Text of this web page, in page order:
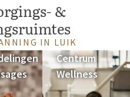
&
IN LUIK
Centrum
Wellness